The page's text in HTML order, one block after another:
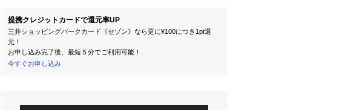
提携クレジットカードで還元率UP
三井ショッピングパークカード《セゾン》なら更に¥100につき1pt還
元！
お申し込み完了後、最短５分でご利用可能！
今すぐお申し込み